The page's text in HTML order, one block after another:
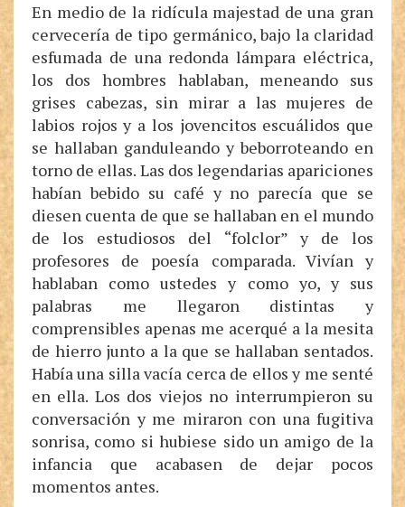
En medio de la ridícula majestad de una gran
cervecería de tipo germánico, bajo la claridad
esfumada de una redonda lámpara eléctrica,
los dos hombres hablaban, meneando sus
grises cabezas, sin mirar a las mujeres de
labios rojos y a los jovencitos escuálidos que
se hallaban ganduleando y beborroteando en
torno de ellas. Las dos legendarias apariciones
habían bebido su café y no parecía que se
diesen cuenta de que se hallaban en el mundo
de los estudiosos del “folclor” y de los
profesores de poesía comparada. Vivían y
hablaban como ustedes y como yo, y sus
palabras me llegaron distintas y
comprensibles apenas me acerqué a la mesita
de hierro junto a la que se hallaban sentados.
Había una silla vacía cerca de ellos y me senté
en ella. Los dos viejos no interrumpieron su
conversación y me miraron con una fugitiva
sonrisa, como si hubiese sido un amigo de la
infancia que acabasen de dejar pocos
momentos antes.